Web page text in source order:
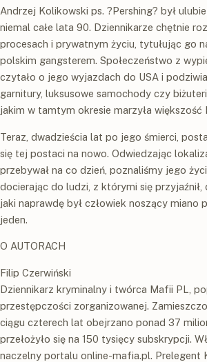
Andrzej Kolikowski ps. ?Pershing? był
niemal całe lata 90. Dziennikarze chętnie
procesach i prywatnym życiu, tytułując go
polskim gangsterem. Społeczeństwo z
czytało o jego wyjazdach do USA i
garnitury, luksusowe samochody czy
jakim w tamtym okresie marzyła większość
Teraz, dwadzieścia lat po jego śmierci,
się tej postaci na nowo. Odwiedzając
przebywał na co dzień, poznaliśmy jego
docierając do ludzi, z którymi się przyjaźnił,
jaki naprawdę był człowiek noszący miano
jeden.
O AUTORACH
Filip Czerwiński
Dziennikarz kryminalny i twórca Mafii PL,
przestępczości zorganizowanej.
ciągu czterech lat obejrzano ponad 37
przełożyło się na 150 tysięcy subskrypcji.
naczelny portalu online-mafia.pl. Prelegent